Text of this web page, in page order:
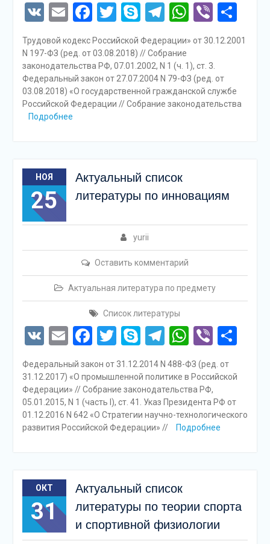
VKEmailFacebook
Twitter
SkypeTelegram
Viber
Трудовой кодекс Российской Федерации» от 30.12.2001
N 197-ФЗ (ред. от 03.08.2018) // Собрание
законодательства РФ, 07.01.2002, N 1 (ч. 1), ст. 3.
Федеральный закон от 27.07.2004 N 79-ФЗ (ред. от
03.08.2018) «О государственной гражданской службе
Российской Федерации // Собрание законодательства
Подробнее
НОЯ
25
Актуальный список
литературы по инновациям
yurii
Оставить комментарий
Актуальная литература по предмету
Список литературы
VKEmailFacebook
Twitter
SkypeTelegram
Viber
Федеральный закон от 31.12.2014 N 488-ФЗ (ред. от
31.12.2017) «О промышленной политике в Российской
Федерации» // Собрание законодательства РФ,
05.01.2015, N 1 (часть I), ст. 41. Указ Президента РФ от
01.12.2016 N 642 «О Стратегии научно-технологического
развития Российской Федерации» //
Подробнее
ОКТ
31
Актуальный список
литературы по теории спорта
и спортивной физиологии